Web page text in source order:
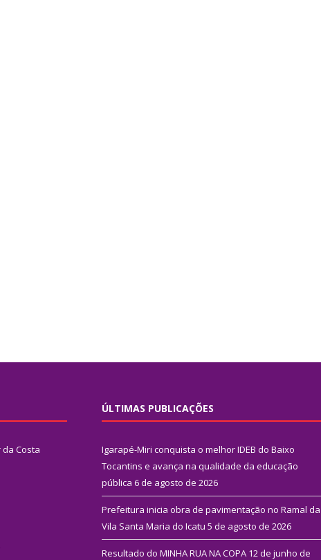
Costa
ÚLTIMAS PUBLICAÇÕES
Igarapé-Miri conquista o melhor IDEB do Baixo
Tocantins e avança na qualidade da educação
pública 6 de agosto de 2026
Prefeitura inicia obra de pavimentação no Ramal da
Vila Santa Maria do Icatu 5 de agosto de 2026
Resultado do MINHA RUA NA COPA 12 de junho de